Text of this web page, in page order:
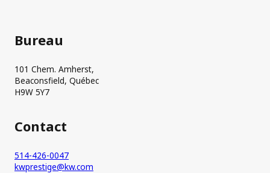
Bureau
101 Chem. Amherst,
Beaconsfield, Québec
H9W 5Y7
Contact
514-426-0047
kwprestige@kw.com